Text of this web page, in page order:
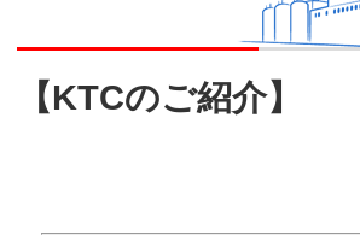
【KTCのご紹介】